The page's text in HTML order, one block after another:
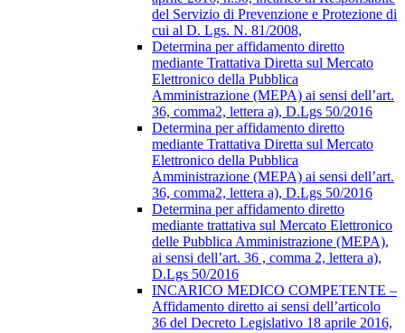
del Servizio di Prevenzione e Protezione di
cui al D. Lgs. N. 81/2008,
Determina per affidamento diretto
mediante Trattativa Diretta sul Mercato
Elettronico della Pubblica
Amministrazione (MEPA) ai sensi dell’art.
36, comma2, lettera a), D.Lgs 50/2016
Determina per affidamento diretto
mediante Trattativa Diretta sul Mercato
Elettronico della Pubblica
Amministrazione (MEPA) ai sensi dell’art.
36, comma2, lettera a), D.Lgs 50/2016
Determina per affidamento diretto
mediante trattativa sul Mercato Elettronico
delle Pubblica Amministrazione (MEPA),
ai sensi dell’art. 36 , comma 2, lettera a),
D.Lgs 50/2016
INCARICO MEDICO COMPETENTE –
Affidamento diretto ai sensi dell’articolo
36 del Decreto Legislativo 18 aprile 2016,